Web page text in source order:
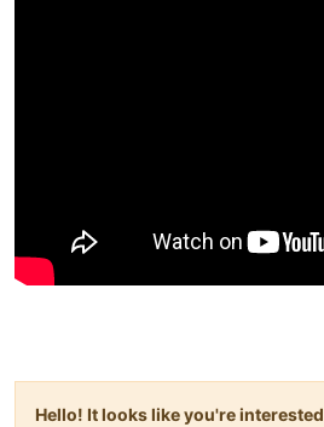
Hello! It looks like you're